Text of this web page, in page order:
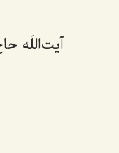
آیت‌اللَه